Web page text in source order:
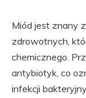
Miód jest znany
zdrowotnych,
chemicznego.
antybiotyk, co
infekcji